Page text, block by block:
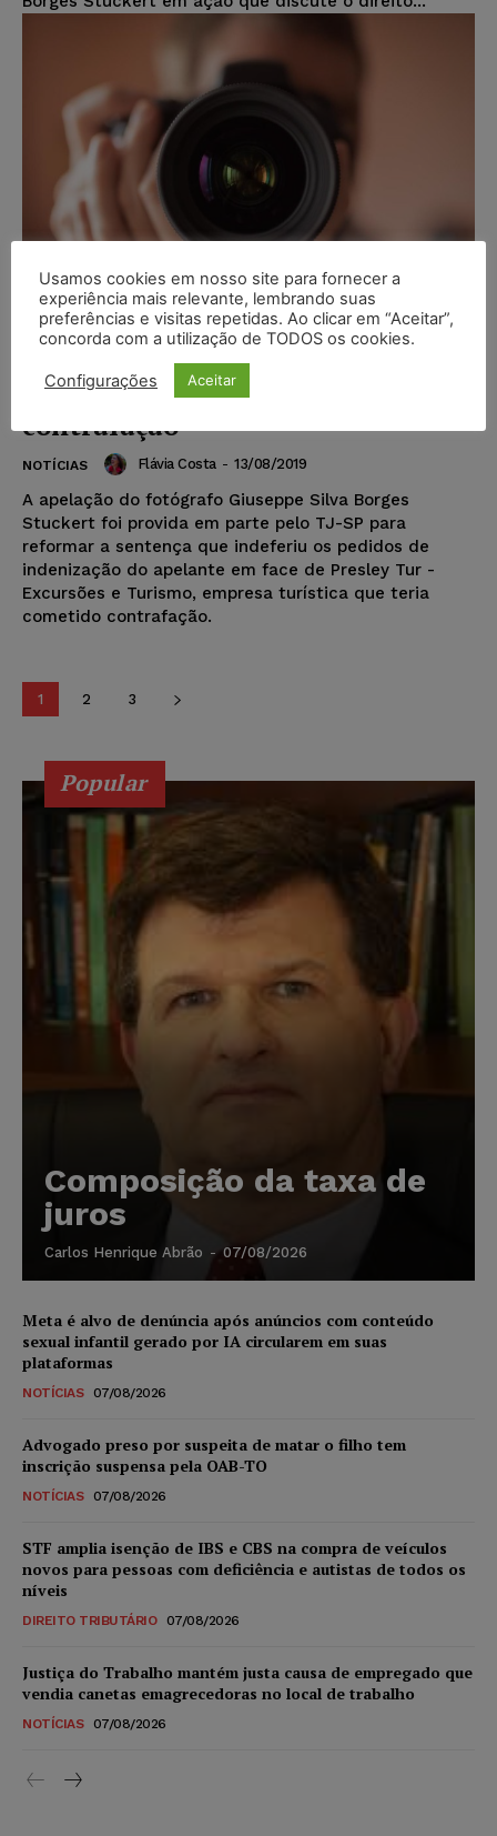
TJ-SP reforma sentença para
indenizar fotógrafo vítima de
contrafação
NOTÍCIAS Flávia Costa - 13/08/2019
A apelação do fotógrafo Giuseppe Silva Borges
Stuckert foi provida em parte pelo TJ-SP para
reformar a sentença que indeferiu os pedidos de
indenização do apelante em face de Presley Tur -
Excursões e Turismo, empresa turística que teria
cometido contrafação.
1 2 3
Popular
Composição da taxa de
juros
Carlos Henrique Abrão - 07/08/2026
Meta é alvo de denúncia após anúncios com conteúdo
sexual infantil gerado por IA circularem em suas
plataformas
NOTÍCIAS 07/08/2026
Advogado preso por suspeita de matar o filho tem
inscrição suspensa pela OAB-TO
NOTÍCIAS 07/08/2026
STF amplia isenção de IBS e CBS na compra de veículos
novos para pessoas com deficiência e autistas de todos os
níveis
DIREITO TRIBUTÁRIO 07/08/2026
Justiça do Trabalho mantém justa causa de empregado que
vendia canetas emagrecedoras no local de trabalho
NOTÍCIAS 07/08/2026
Usamos cookies em nosso site para fornecer a
experiência mais relevante, lembrando suas
preferências e visitas repetidas. Ao clicar em “Aceitar”,
concorda com a utilização de TODOS os cookies.
Configurações Aceitar